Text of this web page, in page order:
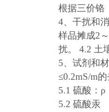
根据三价铬
4、干扰和
样品摊成2
扰。 4.2 土
5、试剂和
≤0.2mS/m
5.1 硫酸：ρ
5.2 硫酸汞